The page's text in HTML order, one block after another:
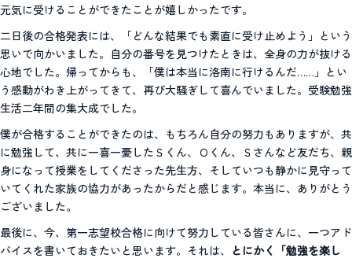
元気に受けることができたことが嬉しかったです。
二日後の合格発表には、「どんな結果でも素直に受け止めよう」という
思いで向かいました。自分の番号を見つけたときは、全身の力が抜ける
心地でした。帰ってからも、「僕は本当に洛南に行けるんだ……」とい
う感動がわき上がってきて、再び大騒ぎして喜んでいました。受験勉強
生活二年間の集大成でした。
僕が合格することができたのは、もちろん自分の努力もありますが、共
に勉強して、共に一喜一憂したＳくん、Ｏくん、Ｓさんなど友だち、親
身になって授業をしてくださった先生方、そしていつも静かに見守って
いてくれた家族の協力があったからだと感じます。本当に、ありがとう
ございました。
最後に、今、第一志望校合格に向けて努力している皆さんに、一つアド
バイスを書いておきたいと思います。それは、
とにかく「勉強を楽し